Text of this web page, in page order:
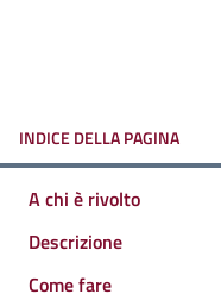
INDICE DELLA PAGINA
A chi è rivolto
Descrizione
Come fare